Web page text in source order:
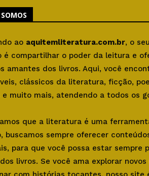
ao aquitemliteratura.com.br, o
é compartilhar o poder da leitura e
amantes dos livros. Aqui, você
clássicos da literatura, ficção,
e muito mais, atendendo a todos os
que a literatura é uma
buscamos sempre oferecer
para que você possa estar
livros. Se você ama explorar